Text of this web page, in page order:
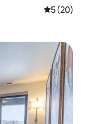
5 de uma
5 (20)